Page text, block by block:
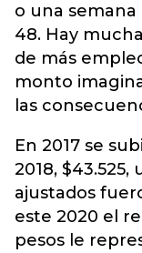
o una semana
48. Hay
de más
monto
las
En 2017 se
2018, $43.525,
ajustados
este 2020 el
pesos le